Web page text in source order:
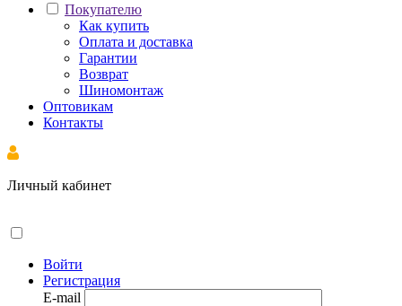
Покупателю
Как купить
Оплата и доставка
Гарантии
Возврат
Шиномонтаж
Оптовикам
Контакты
Личный кабинет
Войти
Регистрация
E-mail